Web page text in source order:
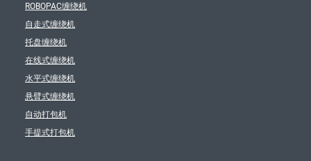
ROBOPAC缠绕机
自走式缠绕机
托盘缠绕机
在线式缠绕机
水平式缠绕机
悬臂式缠绕机
自动打包机
手提式打包机